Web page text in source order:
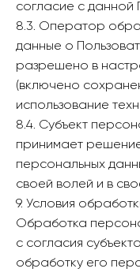
согласие с данной
8.3. Оператор
данные о
разрешено в
(включено
использование
8.4. Субъект
принимает
персональных
своей волей и в
9. Условия
Обработка
с согласия
обработку его